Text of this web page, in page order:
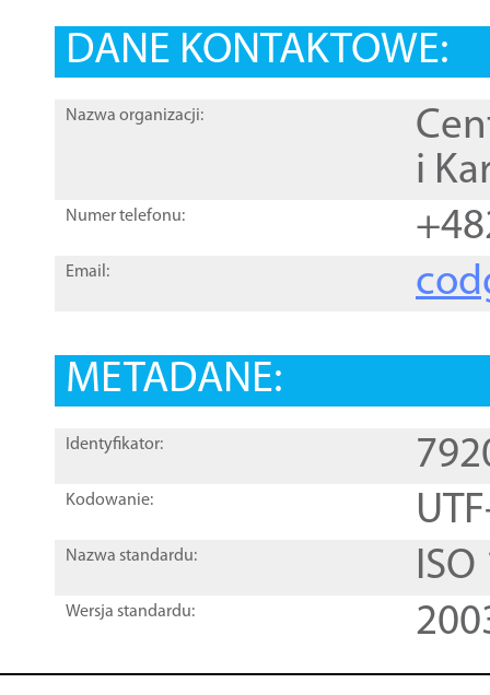
DANE KONTAKTOWE:
Nazwa organizacji:
i
Numer telefonu:
Email:
METADANE:
Identyfikator:
Kodowanie:
Nazwa standardu:
Wersja standardu: